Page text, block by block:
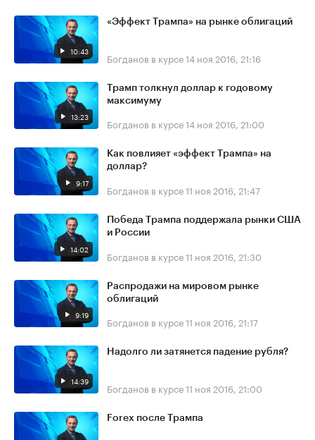
10:43
«Эффект Трампа» на рынке облигаций
Богданов в курсе14 ноя 2016, 21:16
13:23
Трамп толкнул доллар к годовому
максимуму
Богданов в курсе14 ноя 2016, 21:00
9:17
Как повлияет «эффект Трампа» на
доллар?
Богданов в курсе11 ноя 2016, 21:47
14:02
Победа Трампа поддержала рынки США
и России
Богданов в курсе11 ноя 2016, 21:30
9:19
Распродажи на мировом рынке
облигаций
Богданов в курсе11 ноя 2016, 21:17
14:39
Надолго ли затянется падение рубля?
Богданов в курсе11 ноя 2016, 21:00
Forex после Трампа